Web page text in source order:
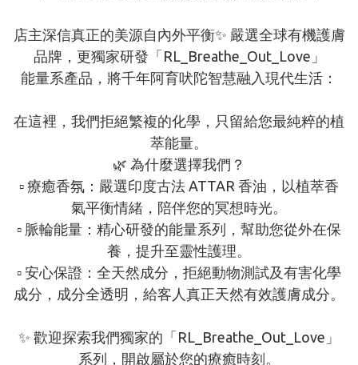
店主深信真正的美源自內外平衡✨ 嚴選全球有機護膚
品牌，更獨家研發「RL_Breathe_Out_Love」
能量系產品，將千年阿育吠陀智慧融入現代生活：
在這裡，我們拒絕繁複的化學，只留給您最純粹的植
萃能量。
🌿 為什麼選擇我們？
▫️ 療癒香氛：嚴選印度古法 ATTAR 香油，以植萃香
氣平衡情緒，陪伴您的冥想時光。
▫️ 脈輪能量：精心研發的能量系列，幫助您從外在保
養，提升至靈性護理。
▫️ 安心保證：全天然成分，拒絕動物測試及有害化學
成分，成分全透明，給客人真正天然有效護膚成分。
✨ 歡迎探索我們獨家的「RL_Breathe_Out_Love」
系列，開啟屬於您的療癒時刻。